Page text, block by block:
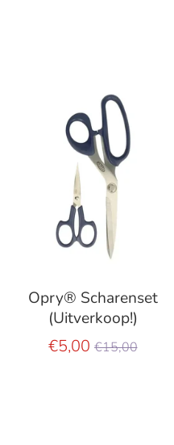
Opry® Scharenset
(Uitverkoop!)
€5,00 Normale
€15,00